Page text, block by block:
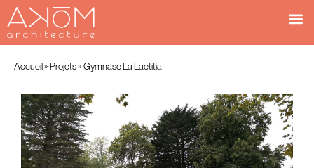
Accueil»Projets»Gymnase La Laetitia